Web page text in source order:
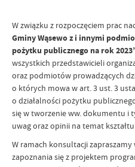
W związku z rozpoczęciem prac
Gminy Wąsewo z i innymi
pożytku publicznego na rok
wszystkich przedstawicieli
oraz podmiotów prowadzących
o których mowa w art. 3 ust. 3
o działalności pożytku
się w tworzenie ww. dokumentu i
uwag oraz opinii na temat
W ramach konsultacji
zapoznania się z projektem